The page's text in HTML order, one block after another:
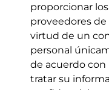
proporcionar
proveedores
virtud de un
personal
de acuerdo con
tratar su